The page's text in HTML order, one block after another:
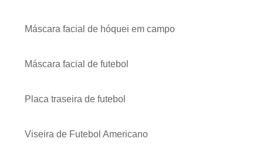
Máscara facial de hóquei em campo
Máscara facial de futebol
Placa traseira de futebol
Viseira de Futebol Americano